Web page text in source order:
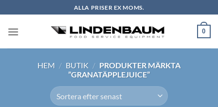
to
content
ALLA PRISER EX MOMS.
0
HEM / BUTIK / PRODUKTER MÄRKTA
”GRANATÄPPLEJUICE”